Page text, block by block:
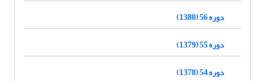
دوره 56 (1380)
دوره 55 (1379)
دوره 54 (1378)